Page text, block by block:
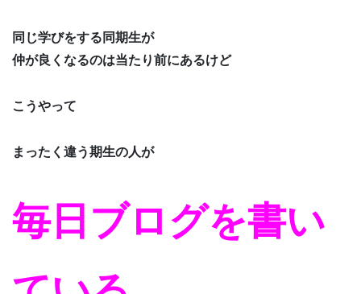
同じ学びをする同期生が
仲が良くなるのは当たり前にあるけど
こうやって
まったく違う期生の人が
毎日ブログを書い